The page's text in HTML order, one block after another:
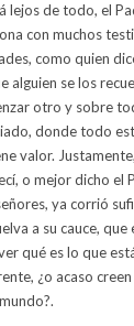
lejos de todo, el
con muchos
como quien
alguien se los
otro y sobre
donde todo
valor.
o mejor dicho el
ya corrió
a su cauce,
qué es lo que
¿o acaso